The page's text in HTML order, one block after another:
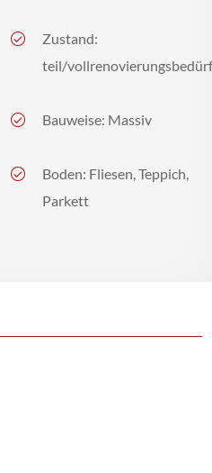
Zustand:
teil/
Bauweise: Massiv
Boden: Fliesen, Teppich,
Parkett